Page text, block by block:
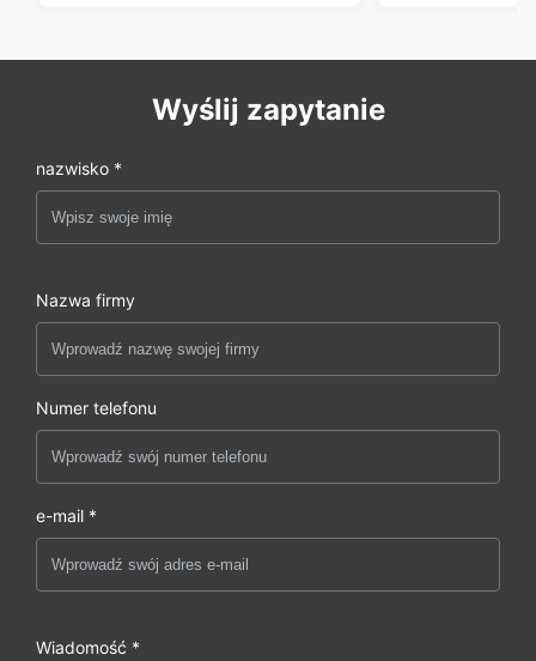
Wyślij zapytanie
nazwisko *
Nazwa firmy
Numer telefonu
e-mail *
Wiadomość *